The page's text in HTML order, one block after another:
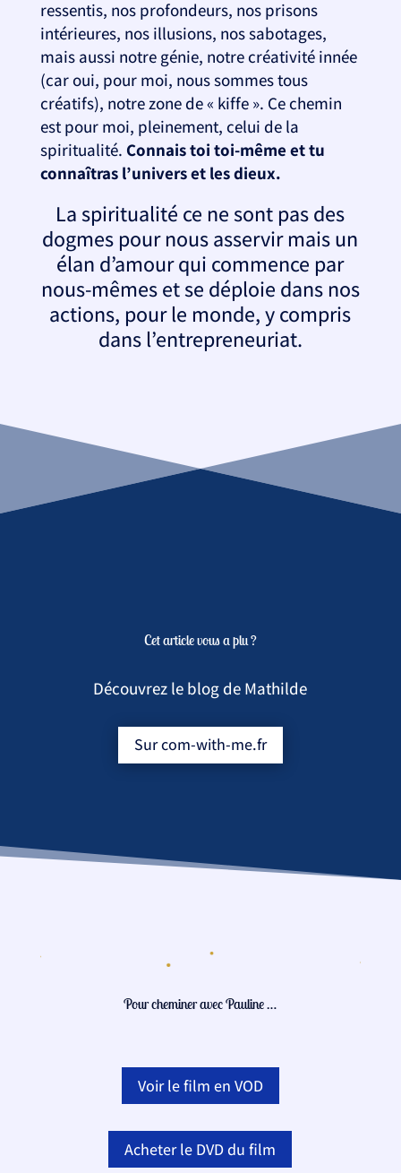
ressentis, nos profondeurs, nos prisons
intérieures, nos illusions, nos sabotages,
mais aussi notre génie, notre créativité innée
(car oui, pour moi, nous sommes tous
créatifs), notre zone de « kiffe ». Ce chemin
est pour moi, pleinement, celui de la
spiritualité. Connais toi toi-même et tu
connaîtras l’univers et les dieux.
La spiritualité ce ne sont pas des
dogmes pour nous asservir mais un
élan d’amour qui commence par
nous-mêmes et se déploie dans nos
actions, pour le monde, y compris
dans l’entrepreneuriat.
Cet article vous a plu ?
Découvrez le blog de Mathilde
Sur com-with-me.fr
Pour cheminer avec Pauline …
Voir le film en VOD
Acheter le DVD du film